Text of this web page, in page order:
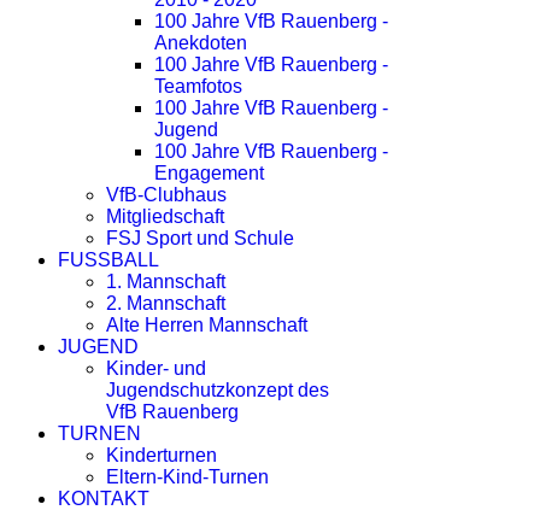
100 Jahre VfB Rauenberg -
Anekdoten
100 Jahre VfB Rauenberg -
Teamfotos
100 Jahre VfB Rauenberg -
Jugend
100 Jahre VfB Rauenberg -
Engagement
VfB-Clubhaus
Mitgliedschaft
FSJ Sport und Schule
FUSSBALL
1. Mannschaft
2. Mannschaft
Alte Herren Mannschaft
JUGEND
Kinder- und
Jugendschutzkonzept des
VfB Rauenberg
TURNEN
Kinderturnen
Eltern-Kind-Turnen
KONTAKT